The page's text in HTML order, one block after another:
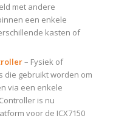
met andere
een enkele
kasten of
– Fysiek of
die gebruikt worden om
via een enkele
is nu
voor de ICX7150